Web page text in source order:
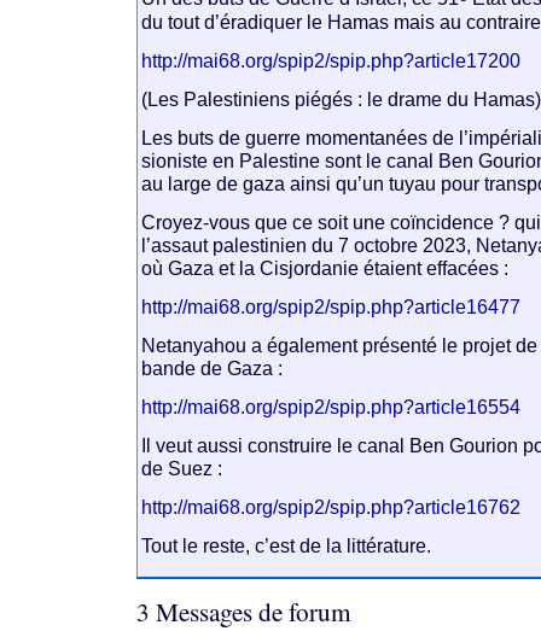
du tout d’éradiquer le Hamas mais au
http://mai68.org/spip2/spip.php?article17200
(Les Palestiniens piégés : le drame du Hamas)
Les buts de guerre momentanées de
sioniste en Palestine sont le canal Ben
au large de gaza ainsi qu’un tuyau pour
Croyez-vous que ce soit une coïncidence ?
l’assaut palestinien du 7 octobre 2023,
où Gaza et la Cisjordanie étaient effacées :
http://mai68.org/spip2/spip.php?article16477
Netanyahou a également présenté le projet
bande de Gaza :
http://mai68.org/spip2/spip.php?article16554
Il veut aussi construire le canal Ben Gourion
de Suez :
http://mai68.org/spip2/spip.php?article16762
Tout le reste, c’est de la littérature.
3 Messages de forum